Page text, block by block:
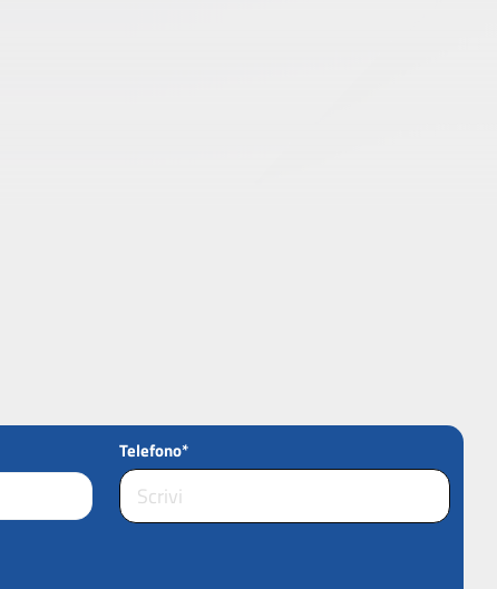
Telefono*